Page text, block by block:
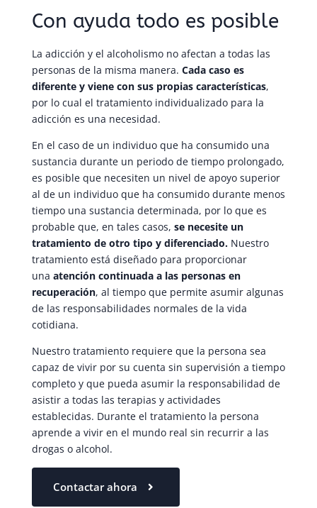
Con ayuda todo es posible
La adicción y el alcoholismo no afectan a todas las
personas de la misma manera. Cada caso es
diferente y viene con sus propias características,
por lo cual el tratamiento individualizado para la
adicción es una necesidad.
En el caso de un individuo que ha consumido una
sustancia durante un periodo de tiempo prolongado,
es posible que necesiten un nivel de apoyo superior
al de un individuo que ha consumido durante menos
tiempo una sustancia determinada, por lo que es
probable que, en tales casos, se necesite un
tratamiento de otro tipo y diferenciado.Nuestro
tratamiento está diseñado para proporcionar
una atención continuada a las personas en
recuperación, al tiempo que permite asumir algunas
de las responsabilidades normales de la vida
cotidiana.
Nuestro tratamiento requiere que la persona sea
capaz de vivir por su cuenta sin supervisión a tiempo
completo y que pueda asumir la responsabilidad de
asistir a todas las terapias y actividades
establecidas. Durante el tratamiento la persona
aprende a vivir en el mundo real sin recurrir a las
drogas o alcohol.
Contactar ahora